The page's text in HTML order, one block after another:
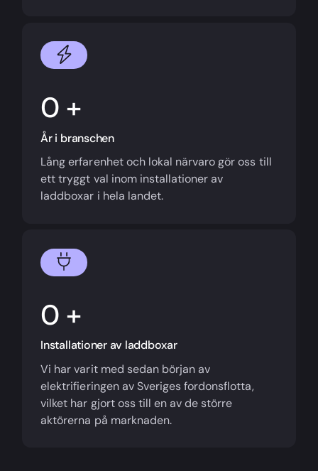
+
År i branschen
Lång erfarenhet och lokal närvaro gör oss till
ett tryggt val inom installationer av
laddboxar i hela landet.
+
Installationer av laddboxar
Vi har varit med sedan början av
elektrifieringen av Sveriges fordonsflotta,
vilket har gjort oss till en av de större
aktörerna på marknaden.